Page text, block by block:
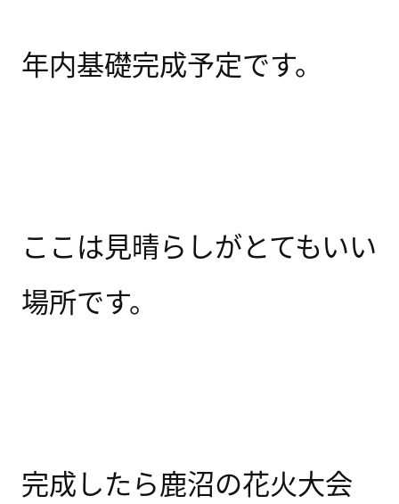
年内基礎完成予定です。
ここは見晴らしがとてもいい
場所です。
完成したら鹿沼の花火大会